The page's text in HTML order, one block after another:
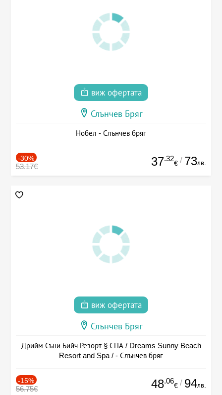
виж офертата
Слънчев Бряг
Нобел - Слънчев бряг
-30%
53.17€ 37.32
€ / 73лв.
виж офертата
Слънчев Бряг
Дрийм Съни Бийч Резорт § СПА / Dreams Sunny Beach
Resort and Spa / - Слънчев бряг
-15%
56.75€ 48.06
€ / 94лв.